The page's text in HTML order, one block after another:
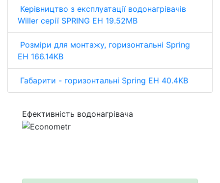
Керівництво з експлуатації водонагрівачів
Willer серії SPRING EH 19.52MB
Розміри для монтажу, горизонтальні Spring
EH 166.14KB
Габарити - горизонтальні Spring EH 40.4KB
Ефективність водонагрівача